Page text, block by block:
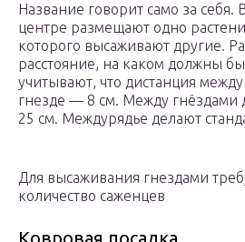
Название говорит само за себя.
центре размещают одно
которого высаживают другие.
расстояние, на каком должны
учитывают, что дистанция
гнезде — 8 см. Между гнёздами
25 см. Междурядье делают
Для высаживания гнездами
количество саженцев